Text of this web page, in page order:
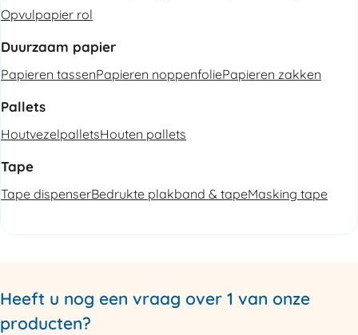
Opvulpapier rol
Duurzaam papier
Papieren tassenPapieren noppenfoliePapieren zakken
Pallets
HoutvezelpalletsHouten pallets
Tape
Tape dispenserBedrukte plakband & tapeMasking tape
Heeft u nog een vraag over 1 van onze
producten?